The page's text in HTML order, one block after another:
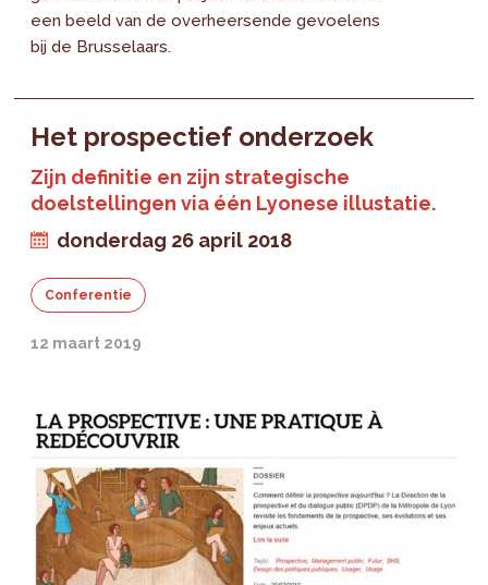
een beeld van de overheersende gevoelens
bij de Brusselaars.
Het prospectief onderzoek
Zijn definitie en zijn strategische
doelstellingen via één Lyonese illustatie.
donderdag 26 april 2018
Conferentie
12 maart 2019